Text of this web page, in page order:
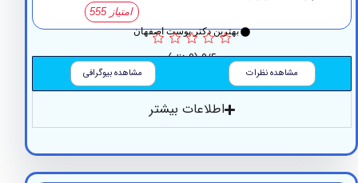
بهترین دکتر پوست اصفهان
0/5 (0 نظر)
مشاهده نظرات مشاهده بیوگرافی
اطلاعات بیشتر